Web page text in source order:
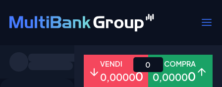
VENDI
0,00000
COMPRA
0,00000
0